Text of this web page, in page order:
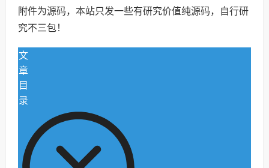
附件为源码，本站只发一些有研究价值纯源码，自行研
究不三包！
文
章
目
录